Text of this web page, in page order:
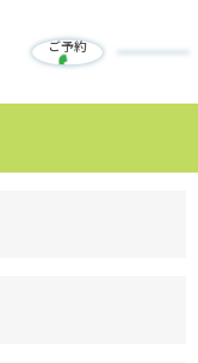
ご予約